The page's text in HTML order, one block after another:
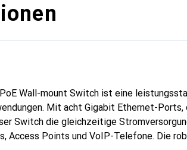
Wall-mount Switch ist eine
Mit acht Gigabit Ethernet-
Switch die gleichzeitige
Access Points und VoIP-Telefone. Die